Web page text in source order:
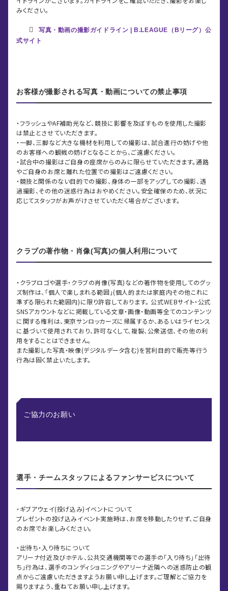
みください。
写真・動画の撮影ガイドライン | B.LEAGUE（Bリーグ）公
式サイト
お客様が撮影される写真・動画についての禁止事項
・フラッシュやAF補助光など、競技に影響を及ぼすものを使用した撮影
は禁止とさせていただきます。
・一脚、三脚など大きな機材を利用しての撮影は、試合進行の妨げや他
のお客様への観戦の妨げとなることから、ご遠慮ください。
・試合中の撮影はご自身の座席からのみに限らせていただきます。通路
やご自身のお席と離れた位置での撮影はご遠慮ください。
・競技と関係のない目的での撮影、身体の一部をアップしての撮影、透
過撮影、その他の迷惑行為はおやめください。安全確保のため、状況に
応じてスタッフがお声がけさせていただく場合がございます。
クラブの著作物・肖像(写真)の個人利用について
・クラブロゴや選手・クラブの肖像(写真)などの著作物を使用してのグッ
ズ制作は、「個人で楽しまれる範囲」(個人的または家庭内その他これに
準ずる限られた範囲内)に限り許容しております。 公式WEBサイト・公式
SNSアカウントなどに掲載している文章・画像・動画等全てのコンテンツ
に関する権利は、東京サンロッカーズに帰属するか、あるいはライセンス
に基づいて使用されており、許可なくして、複製、公衆送信、その他の利
用をすることはできません。
また撮影した写真・映像(デジタルデータ含む)を営利目的で販売等行う
行為は固く禁止いたします。
ご協力のお願い
選手・チームスタッフによるファンサービスについて
・ギブアウェイ(投げ込み)イベントについて
プレゼントの投げ込みイベント実施時は、お席を移動したりせず、ご自身
のお席でお楽しみください。
・出待ち・入り待ちについて
アリーナ付近及びホテル、公共交通機関等での選手の「入り待ち」「出待
ち」行為は、選手のコンディショニングやアリーナ近隣への迷惑防止の観
点からご遠慮いただきますようお願い申し上げます。ご理解とご協力を
賜りますよう、重ねてお願い申し上げます。